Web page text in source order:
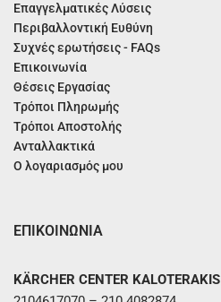
Επαγγελματικές Λύσεις
Περιβαλλοντική Ευθύνη
Συχνές ερωτήσεις - FAQs
Επικοινωνία
Θέσεις Εργασίας
Τρόποι Πληρωμής
Τρόποι Αποστολής
Ανταλλακτικά
Ο λογαριασμός μου
ΕΠΙΚΟΙΝΩΝΙΑ
KÄRCHER CENTER KALOTERAKIS